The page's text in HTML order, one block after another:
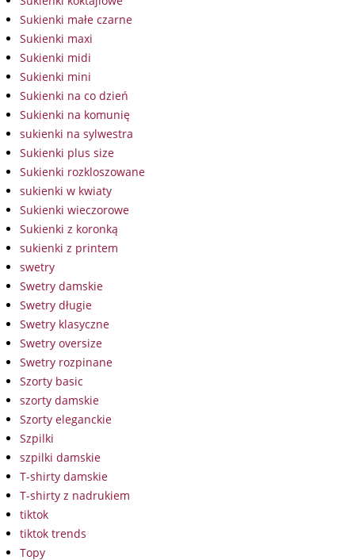
Sukienki małe czarne
Sukienki maxi
Sukienki midi
Sukienki mini
Sukienki na co dzień
Sukienki na komunię
sukienki na sylwestra
Sukienki plus size
Sukienki rozkloszowane
sukienki w kwiaty
Sukienki wieczorowe
Sukienki z koronką
sukienki z printem
swetry
Swetry damskie
Swetry długie
Swetry klasyczne
Swetry oversize
Swetry rozpinane
Szorty basic
szorty damskie
Szorty eleganckie
Szpilki
szpilki damskie
T-shirty damskie
T-shirty z nadrukiem
tiktok
tiktok trends
Topy